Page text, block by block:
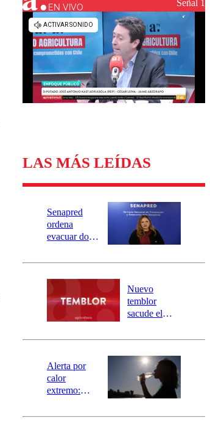
Universidad de Chile
Sustentabilidad
EN VIVO Señal 1
LAS MÁS LEÍDAS
Senapred
ordena
evacuar dos
Carahue por
río Damas:
activa
mensajería
SAE
Nuevo
temblor
sacude el
revisa la
epicentro
Alerta por
calor
extremo:
activa Alerta